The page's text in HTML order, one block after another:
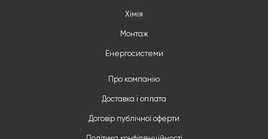
Хімія
Монтаж
Енергосистеми
Про компанію
Доставка і оплата
Договір публічної оферти